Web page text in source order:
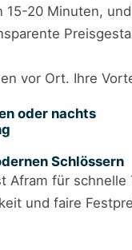
20 Minuten,
vor Ort. Ihre
oder nachts
Schlössern
für
und faire